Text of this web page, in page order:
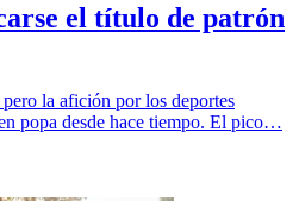
el título de patrón
la afición por los deportes
popa desde hace tiempo. El pico…